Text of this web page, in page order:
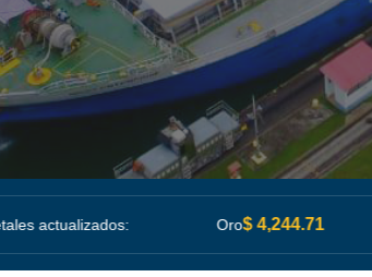
Oro$ 4,244.71 Plata$ 61.50